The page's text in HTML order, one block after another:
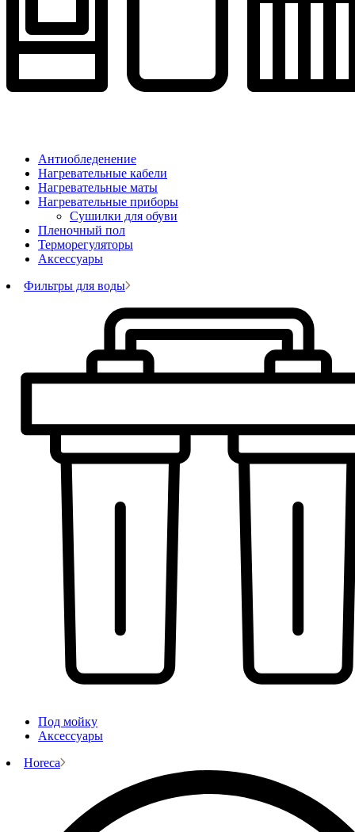
Антиобледенение
Нагревательные кабели
Нагревательные маты
Нагревательные приборы
Сушилки для обуви
Пленочный пол
Терморегуляторы
Аксессуары
Фильтры для воды
Под мойку
Аксессуары
Horeca